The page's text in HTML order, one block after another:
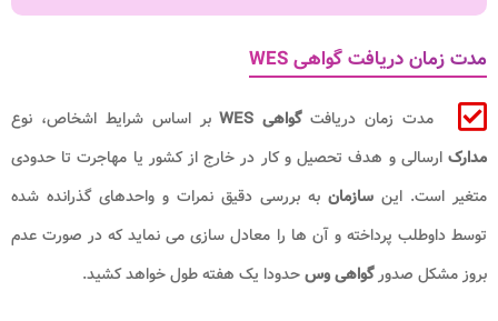
مدت زمان دریافت گواهی WES
مدت زمان دریافتگواهی WES
بر اساس شرایط اشخاص، نوع
مدارک ارسالی و هدف تحصیل و کار در خارج از کشور یا مهاجرت تا حدودی
متغیر است. این سازمان به بررسی دقیق نمرات و واحدهای گذرانده شده
توسط داوطلب پرداخته و آن ها را معادل سازی می نماید که در صورت عدم
بروز مشکل صدورگواهی وسحدودا یک هفته طول خواهد کشید.